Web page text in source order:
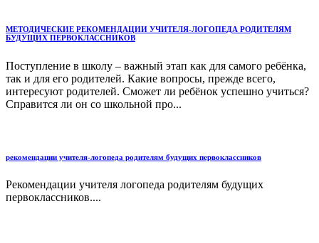
МЕТОДИЧЕСКИЕ РЕКОМЕНДАЦИИ УЧИТЕЛЯ-ЛОГОПЕДА РОДИТЕЛЯМ
БУДУЩИХ ПЕРВОКЛАССНИКОВ
Поступление в школу – важный этап как для самого ребёнка,
так и для его родителей. Какие вопросы, прежде всего,
интересуют родителей. Сможет ли ребёнок успешно учиться?
Справится ли он со школьной про...
рекомендации учителя-логопеда родителям будущих первоклассников
Рекомендации учителя логопеда родителям будущих
первоклассников....